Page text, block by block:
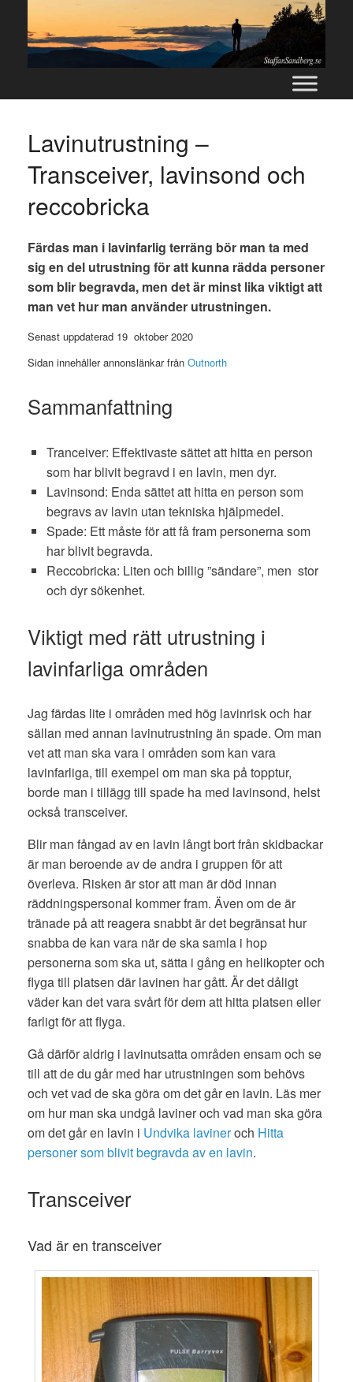
content
Lavinutrustning –
Transceiver, lavinsond och
reccobricka
Färdas man i lavinfarlig terräng bör man ta med
sig en del utrustning för att kunna rädda personer
som blir begravda, men det är minst lika viktigt att
man vet hur man använder utrustningen.
Senast uppdaterad 19 oktober 2020
Sidan innehåller annonslänkar från Outnorth
Sammanfattning
Tranceiver: Effektivaste sättet att hitta en person
som har blivit begravd i en lavin, men dyr.
Lavinsond: Enda sättet att hitta en person som
begravs av lavin utan tekniska hjälpmedel.
Spade: Ett måste för att få fram personerna som
har blivit begravda.
Reccobricka: Liten och billig ”sändare”, men stor
och dyr sökenhet.
Viktigt med rätt utrustning i
lavinfarliga områden
Jag färdas lite i områden med hög lavinrisk och har
sällan med annan lavinutrustning än spade. Om man
vet att man ska vara i områden som kan vara
lavinfarliga, till exempel om man ska på topptur,
borde man i tillägg till spade ha med lavinsond, helst
också transceiver.
Blir man fångad av en lavin långt bort från skidbackar
är man beroende av de andra i gruppen för att
överleva. Risken är stor att man är död innan
räddningspersonal kommer fram. Även om de är
tränade på att reagera snabbt är det begränsat hur
snabba de kan vara när de ska samla i hop
personerna som ska ut, sätta i gång en helikopter och
flyga till platsen där lavinen har gått. Är det dåligt
väder kan det vara svårt för dem att hitta platsen eller
farligt för att flyga.
Gå därför aldrig i lavinutsatta områden ensam och se
till att de du går med har utrustningen som behövs
och vet vad de ska göra om det går en lavin. Läs mer
om hur man ska undgå laviner och vad man ska göra
om det går en lavin i Undvika lavineroch Hitta
personer som blivit begravda av en lavin.
Transceiver
Vad är en transceiver